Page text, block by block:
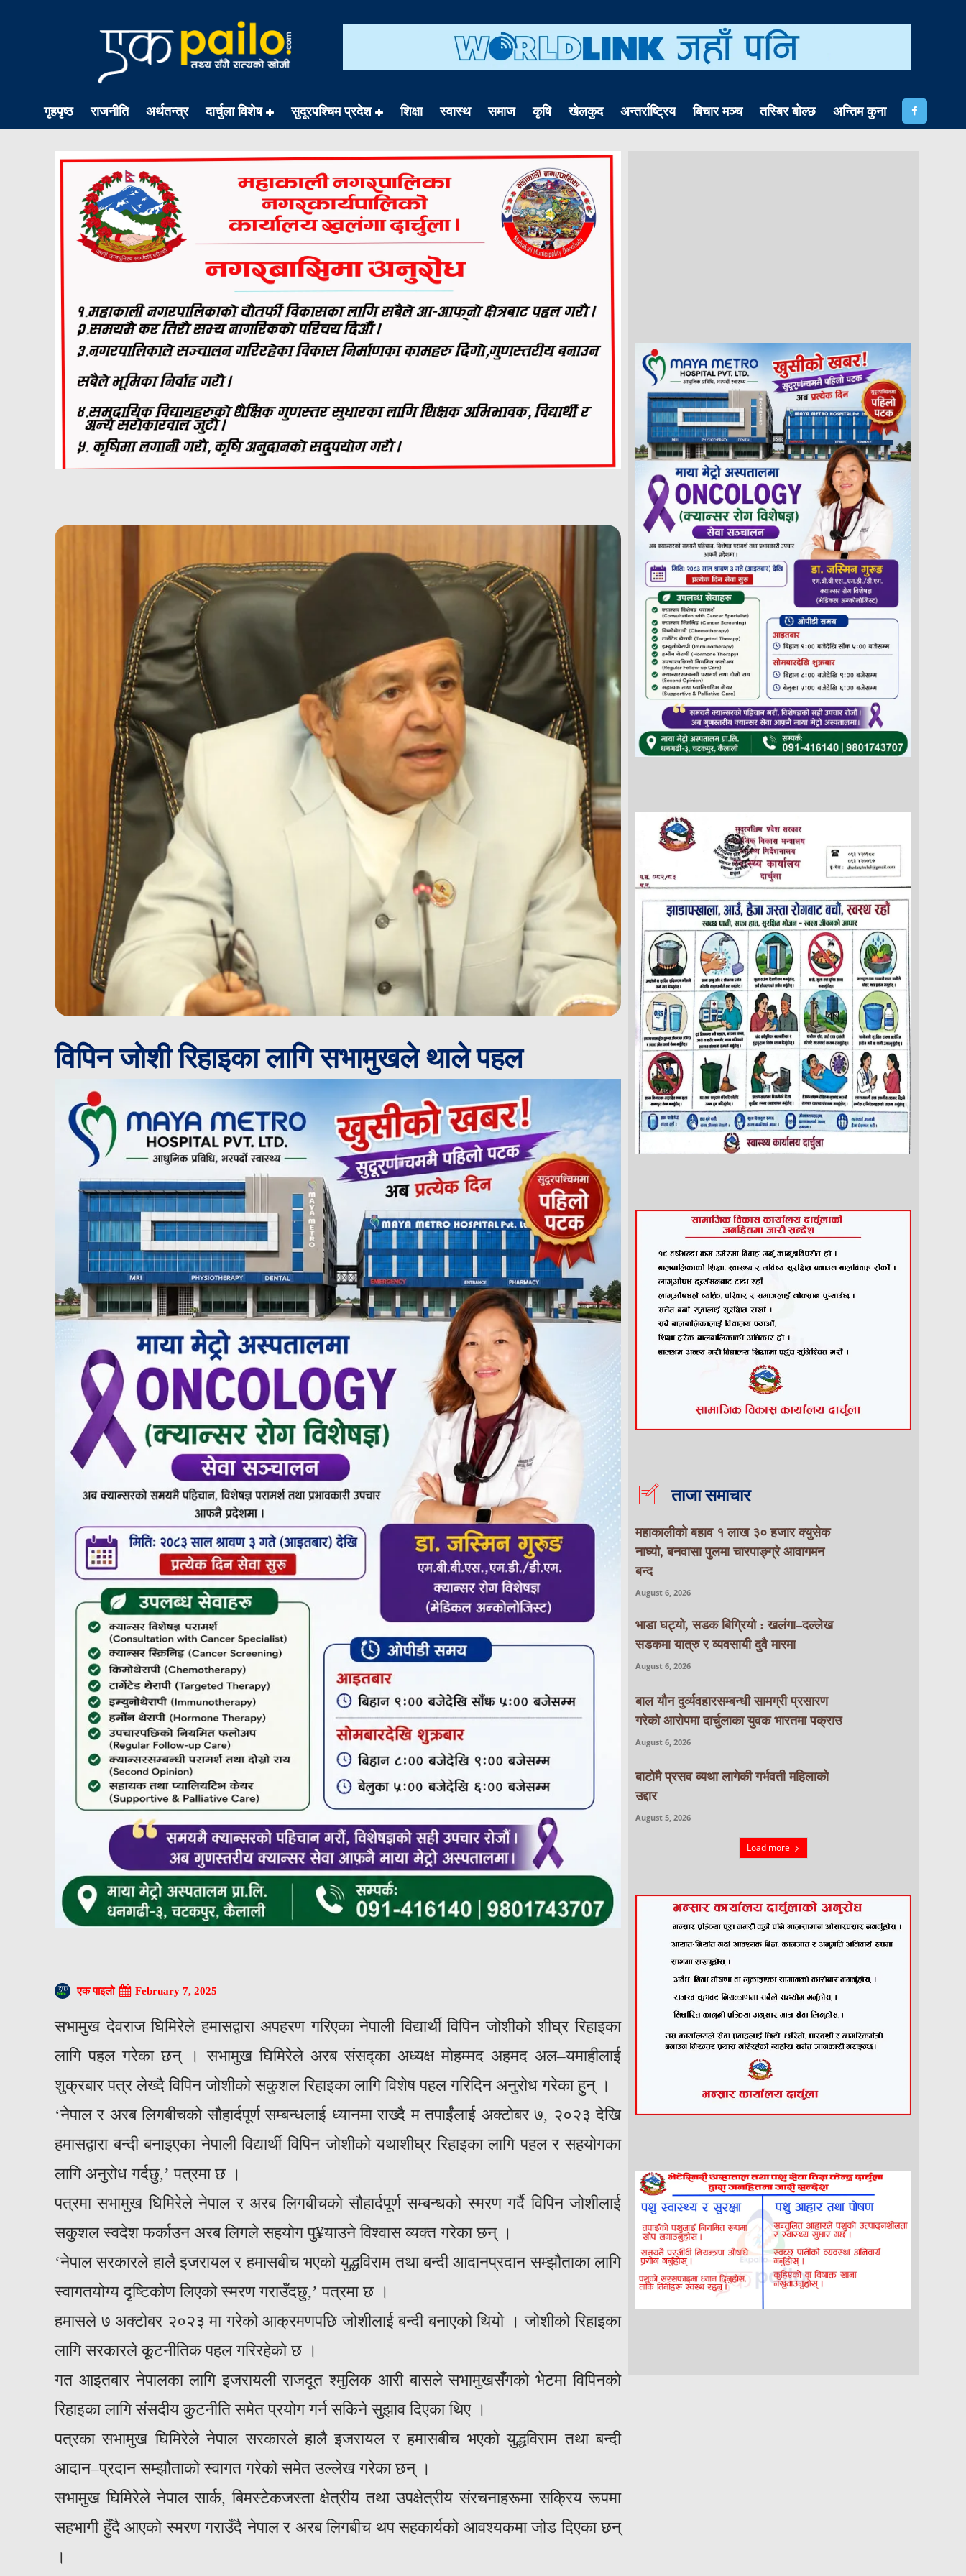
गृहपृष्ठ राजनीति अर्थतन्त्र दार्चुला विशेष सुदूरपश्चिम प्रदेश शिक्षा स्वास्थ समाज कृषि खेलकुद अन्तर्राष्ट्रिय बिचार मञ्च तस्बिर बोल्छ अन्तिम कुना
विपिन जोशी रिहाइका लागि सभामुखले थाले पहल
एक पाइलो February 7, 2025
सभामुख देवराज घिमिरेले हमासद्वारा अपहरण गरिएका नेपाली विद्यार्थी विपिन जोशीको शीघ्र रिहाइका
लागि पहल गरेका छन् । सभामुख घिमिरेले अरब संसद्‍का अध्यक्ष मोहम्मद अहमद अल–यमाहीलाई
शुक्रबार पत्र लेख्दै विपिन जोशीको सकुशल रिहाइका लागि विशेष पहल गरिदिन अनुरोध गरेका हुन् ।
‘नेपाल र अरब लिगबीचको सौहार्दपूर्ण सम्बन्धलाई ध्यानमा राख्दै म तपाईंलाई अक्टोबर ७, २०२३ देखि
हमासद्वारा बन्दी बनाइएका नेपाली विद्यार्थी विपिन जोशीको यथाशीघ्र रिहाइका लागि पहल र सहयोगका
लागि अनुरोध गर्दछु,’ पत्रमा छ ।
पत्रमा सभामुख घिमिरेले नेपाल र अरब लिगबीचको सौहार्दपूर्ण सम्बन्धको स्मरण गर्दै विपिन जोशीलाई
सकुशल स्वदेश फर्काउन अरब लिगले सहयोग पु¥याउने विश्वास व्यक्त गरेका छन् ।
‘नेपाल सरकारले हालै इजरायल र हमासबीच भएको युद्धविराम तथा बन्दी आदानप्रदान सम्झौताका लागि
स्वागतयोग्य दृष्टिकोण लिएको स्मरण गराउँदछु,’ पत्रमा छ ।
हमासले ७ अक्टोबर २०२३ मा गरेको आक्रमणपछि जोशीलाई बन्दी बनाएको थियो । जोशीको रिहाइका
लागि सरकारले कूटनीतिक पहल गरिरहेको छ ।
गत आइतबार नेपालका लागि इजरायली राजदूत श्मुलिक आरी बासले सभामुखसँगको भेटमा विपिनको
रिहाइका लागि संसदीय कुटनीति समेत प्रयोग गर्न सकिने सुझाव दिएका थिए ।
पत्रका सभामुख घिमिरेले नेपाल सरकारले हालै इजरायल र हमासबीच भएको युद्धविराम तथा बन्दी
आदान–प्रदान सम्झौताको स्वागत गरेको समेत उल्लेख गरेका छन् ।
सभामुख घिमिरेले नेपाल सार्क, बिमस्टेकजस्ता क्षेत्रीय तथा उपक्षेत्रीय संरचनाहरूमा सक्रिय रूपमा
सहभागी हुँदै आएको स्मरण गराउँदै नेपाल र अरब लिगबीच थप सहकार्यको आवश्यकमा जोड दिएका छन्
।
ताजा समाचार
महाकालीको बहाव १ लाख ३० हजार क्युसेक
नाघ्यो, बनवासा पुलमा चारपाङ्ग्रे आवागमन
बन्द
August 6, 2026
भाडा घट्यो, सडक बिग्रियो : खलंगा–दल्लेख
सडकमा यात्रु र व्यवसायी दुवै मारमा
August 6, 2026
बाल यौन दुर्व्यवहारसम्बन्धी सामग्री प्रसारण
गरेको आरोपमा दार्चुलाका युवक भारतमा पक्राउ
August 6, 2026
बाटाेमै प्रसव व्यथा लागेकी गर्भवती महिलाको
उद्दार
August 5, 2026
Load more